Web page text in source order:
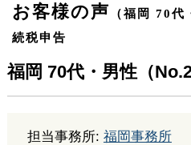
お客様の声
（福岡 70
続税申告
福岡 70代・男性（
担当事務所: 福岡事務所